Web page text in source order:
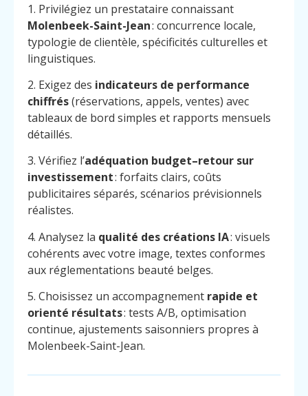
1. Privilégiez un prestataire connaissant
Molenbeek-Saint-Jean: concurrence locale,
typologie de clientèle, spécificités culturelles et
linguistiques.
2. Exigez des indicateurs de performance
chiffrés(réservations, appels, ventes) avec
tableaux de bord simples et rapports mensuels
détaillés.
3. Vérifiez l’adéquation budget–retour sur
investissement: forfaits clairs, coûts
publicitaires séparés, scénarios prévisionnels
réalistes.
4. Analysez la qualité des créations IA: visuels
cohérents avec votre image, textes conformes
aux réglementations beauté belges.
5. Choisissez un accompagnement rapide et
orienté résultats: tests A/B, optimisation
continue, ajustements saisonniers propres à
Molenbeek-Saint-Jean.